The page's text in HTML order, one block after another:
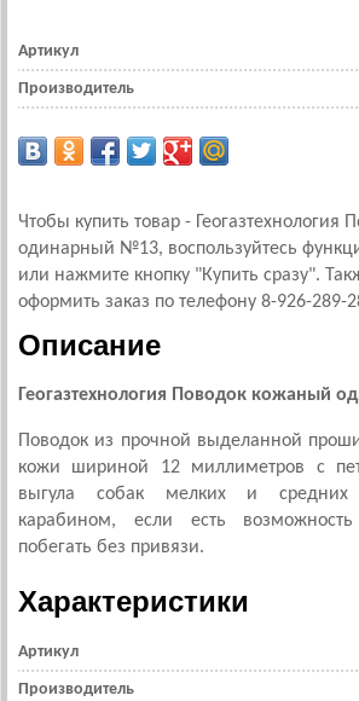
Артикул
Производитель
Чтобы купить товар - Геогазтехнология
одинарный №13, воспользуйтесь
или нажмите кнопку "Купить сразу".
оформить заказ по телефону 8-926-289-
Описание
Геогазтехнология Поводок кожаный
Поводок из прочной выделанной
кожи шириной 12 миллиметров с
выгула собак мелких и
карабином, если есть возможность
побегать без привязи.
Характеристики
Артикул
Производитель